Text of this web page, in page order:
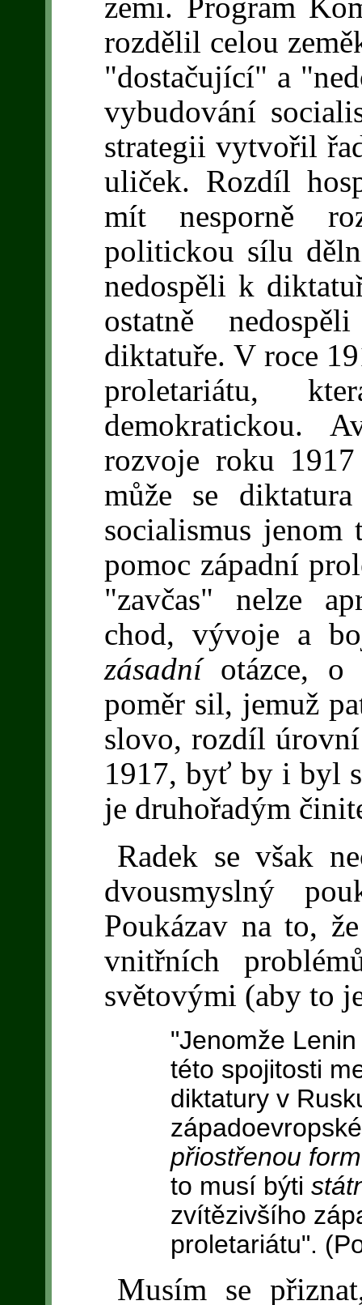
rozdělil celou
"dostačující" a
vybudování
strategii vytvořil
uliček. Rozdíl
mít nesporně
politickou sílu
nedospěli k
ostatně
diktatuře. V roce
proletariátu,
demokratickou.
rozvoje roku
může se
socialismus jenom
pomoc západní
"zavčas" nelze
chod, vývoje a
zásadníotázce, o
poměr sil, jemuž
slovo, rozdíl
1917, byť by i byl
je druhořadým
Radek se však
dvousmyslný
Poukázav na to,
vnitřních
světovými (aby to
"Jenomže
této spojitosti
diktatury v
přiostřenou
to musí býti
zvítězivšího
proletariátu".
Musím se